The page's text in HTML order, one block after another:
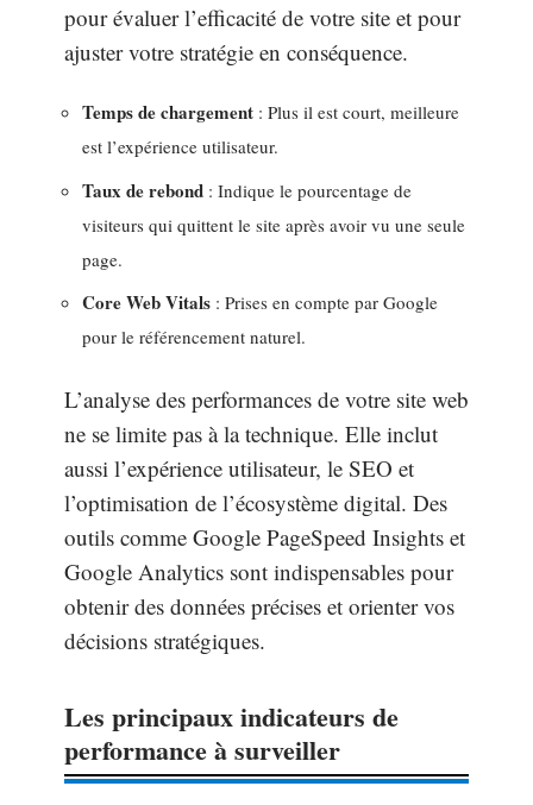
pour évaluer l’efficacité de votre site et pour
ajuster votre stratégie en conséquence.
Temps de chargement : Plus il est court, meilleure
est l’expérience utilisateur.
Taux de rebond : Indique le pourcentage de
visiteurs qui quittent le site après avoir vu une seule
page.
Core Web Vitals : Prises en compte par Google
pour le référencement naturel.
L’analyse des performances de votre site web
ne se limite pas à la technique. Elle inclut
aussi l’expérience utilisateur, le SEO et
l’optimisation de l’écosystème digital. Des
outils comme Google PageSpeed Insights et
Google Analytics sont indispensables pour
obtenir des données précises et orienter vos
décisions stratégiques.
Les principaux indicateurs de
performance à surveiller